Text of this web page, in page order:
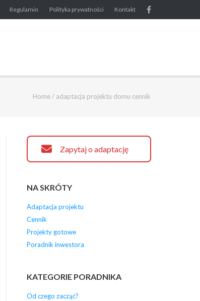
Regulamin Polityka prywatności Kontakt
Home/ adaptacja projektu domu cennik
Zapytaj o adaptację
NA SKRÓTY
Adaptacja projektu
Cennik
Projekty gotowe
Poradnik inwestora
KATEGORIE PORADNIKA
Od czego zacząć?